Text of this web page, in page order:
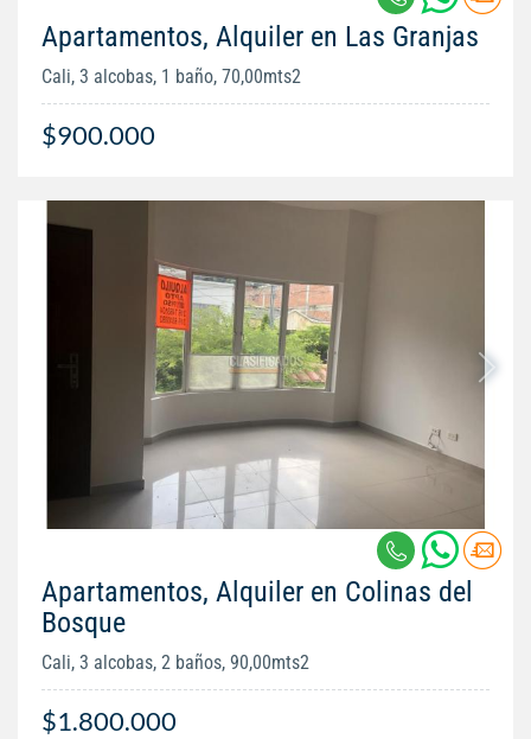
Apartamentos, Alquiler en Las Granjas
Cali, 3 alcobas, 1 baño, 70,00mts2
$900.000
Apartamentos, Alquiler en Colinas del
Bosque
Cali, 3 alcobas, 2 baños, 90,00mts2
$1.800.000